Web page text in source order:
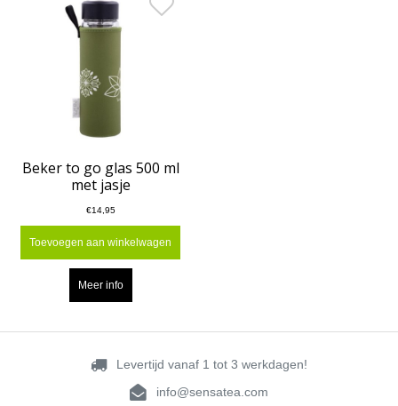
Beker to go glas 500 ml
met jasje
€14,95
Toevoegen aan winkelwagen
Meer info
Levertijd vanaf 1 tot 3 werkdagen!
info@sensatea.com